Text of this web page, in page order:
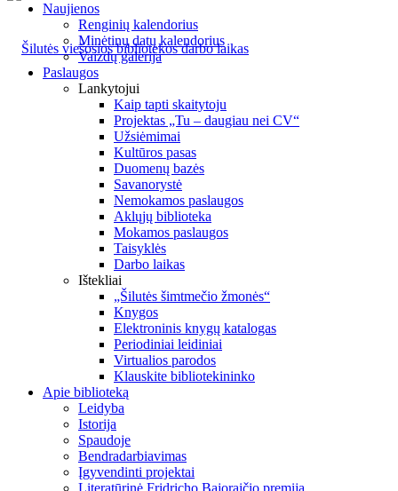
Naujienos
Renginių kalendorius
Minėtinų datų kalendorius
Vaizdų galerija
Paslaugos
Lankytojui
Kaip tapti skaitytoju
Projektas „Tu – daugiau nei CV“
Užsiėmimai
Kultūros pasas
Duomenų bazės
Savanorystė
Nemokamos paslaugos
Aklųjų biblioteka
Mokamos paslaugos
Taisyklės
Darbo laikas
Ištekliai
„Šilutės šimtmečio žmonės“
Knygos
Elektroninis knygų katalogas
Periodiniai leidiniai
Virtualios parodos
Klauskite bibliotekininko
Apie biblioteką
Leidyba
Istorija
Spaudoje
Bendradarbiavimas
Įgyvendinti projektai